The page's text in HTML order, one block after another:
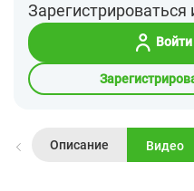
Зарегистрироваться
Войти
Описание Видео